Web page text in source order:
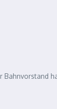
Bahnvorstand